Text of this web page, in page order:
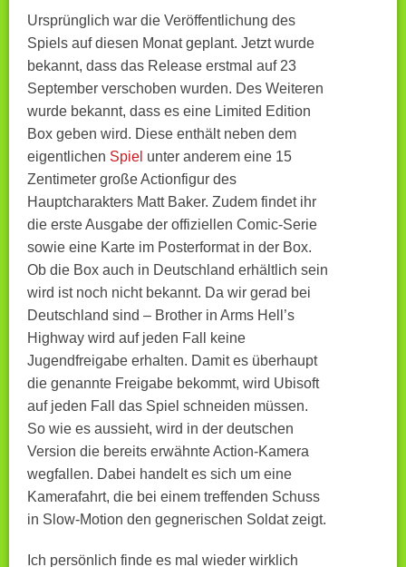
Ursprünglich war die Veröffentlichung des
Spiels auf diesen Monat geplant. Jetzt wurde
bekannt, dass das Release erstmal auf 23
September verschoben wurden. Des Weiteren
wurde bekannt, dass es eine Limited Edition
Box geben wird. Diese enthält neben dem
eigentlichen Spiel unter anderem eine 15
Zentimeter große Actionfigur des
Hauptcharakters Matt Baker. Zudem findet ihr
die erste Ausgabe der offiziellen Comic-Serie
sowie eine Karte im Posterformat in der Box.
Ob die Box auch in Deutschland erhältlich sein
wird ist noch nicht bekannt. Da wir gerad bei
Deutschland sind – Brother in Arms Hell’s
Highway wird auf jeden Fall keine
Jugendfreigabe erhalten. Damit es überhaupt
die genannte Freigabe bekommt, wird Ubisoft
auf jeden Fall das Spiel schneiden müssen.
So wie es aussieht, wird in der deutschen
Version die bereits erwähnte Action-Kamera
wegfallen. Dabei handelt es sich um eine
Kamerafahrt, die bei einem treffenden Schuss
in Slow-Motion den gegnerischen Soldat zeigt.
Ich persönlich finde es mal wieder wirklich